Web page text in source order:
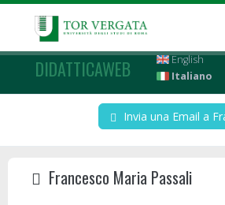
DIDATTICAWEB
English
Italiano
Invia una Email a
Francesco Maria Passali